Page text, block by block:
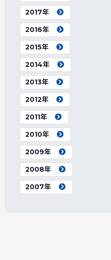
2017年
2016年
2015年
2014年
2013年
2012年
2011年
2010年
2009年
2008年
2007年